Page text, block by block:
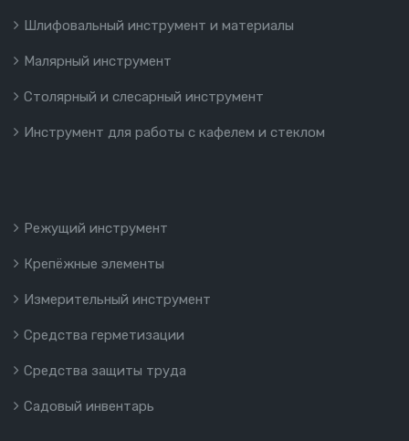
Шлифовальный инструмент и материалы
Малярный инструмент
Столярный и слесарный инструмент
Инструмент для работы с кафелем и стеклом
Режущий инструмент
Крепёжные элементы
Измерительный инструмент
Средства герметизации
Средства защиты труда
Садовый инвентарь